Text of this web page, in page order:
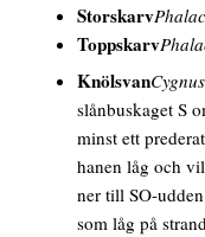
Storskarv
Toppskarv
Knölsvan
slånbuskaget S
minst ett
hanen låg och
ner till SO-
som låg på